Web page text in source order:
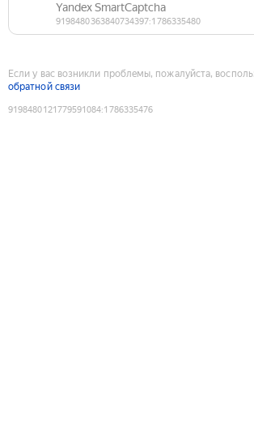
Если у вас возникли проблемы, пожалуйста,
обратной связи
9198480121779591084:1786335476